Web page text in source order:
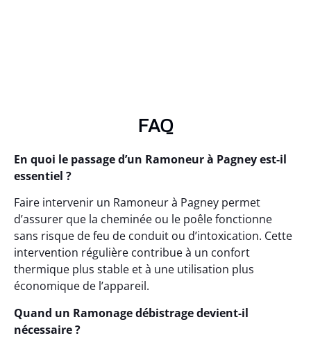
FAQ
En quoi le passage d’un Ramoneur à Pagney est-il
essentiel ?
Faire intervenir un Ramoneur à Pagney permet
d’assurer que la cheminée ou le poêle fonctionne
sans risque de feu de conduit ou d’intoxication. Cette
intervention régulière contribue à un confort
thermique plus stable et à une utilisation plus
économique de l’appareil.
Quand un Ramonage débistrage devient-il
nécessaire ?